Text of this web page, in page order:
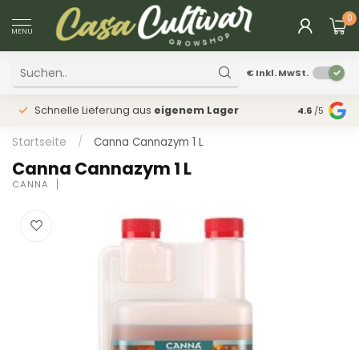
MENU
0
€Inkl. MwSt.
Schnelle Lieferung aus eigenem Lager Physischer
4.6 /5
Startseite / Canna Cannazym 1 L
Canna Cannazym 1 L
CANNA